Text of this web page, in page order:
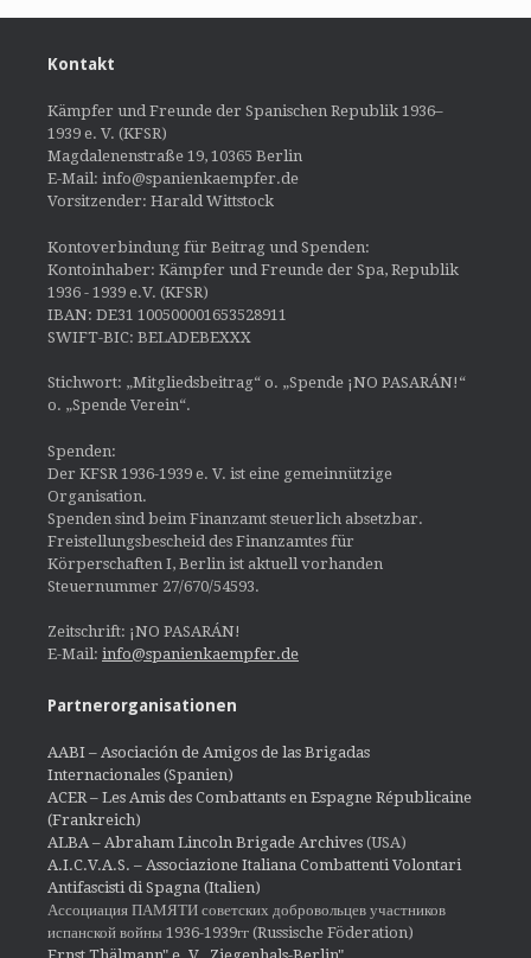
Kontakt
Kämpfer und Freunde der Spanischen Republik 1936–
1939 e. V. (KFSR)
Magdalenenstraße 19, 10365 Berlin
E-Mail: info@spanienkaempfer.de
Vorsitzender: Harald Wittstock
Kontoverbindung für Beitrag und Spenden:
Kontoinhaber: Kämpfer und Freunde der Spa, Republik
1936 - 1939 e.V. (KFSR)
IBAN: DE31 100500001653528911
SWIFT-BIC: BELADEBEXXX
Stichwort: „Mitgliedsbeitrag“ o. „Spende ¡NO PASARÁN!“
o. „Spende Verein“.
Spenden:
Der KFSR 1936-1939 e. V. ist eine gemeinnützige
Organisation.
Spenden sind beim Finanzamt steuerlich absetzbar.
Freistellungsbescheid des Finanzamtes für
Körperschaften I, Berlin ist aktuell vorhanden
Steuernummer 27/670/54593.
Zeitschrift: ¡NO PASARÁN!
E-Mail: info@spanienkaempfer.de
Partnerorganisationen
AABI – Asociación de Amigos de las Brigadas
Internacionales (Spanien)
ACER – Les Amis des Combattants en Espagne Républicaine
(Frankreich)
ALBA – Abraham Lincoln Brigade Archives (USA)
A.I.C.V.A.S. – Associazione Italiana Combattenti Volontari
Antifascisti di Spagna (Italien)
Ассоциация ПАМЯТИ советских добровольцев участников
испанской войны 1936-1939гг (Russische Föderation)